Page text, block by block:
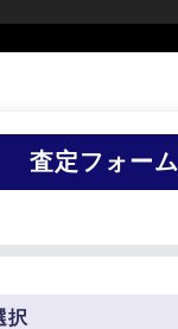
査定フォーム
択